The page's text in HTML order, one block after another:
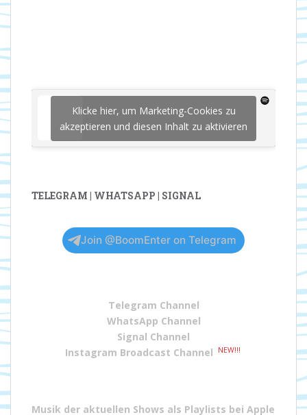
Klicke hier, um Marketing-Cookies zu
akzeptieren und diesen Inhalt zu aktivieren
TELEGRAM | WHATSAPP | SIGNAL
Join @BoomEnter on Telegram
Telegram Channel
WhatsApp Channel
Signal Channel
Instagram Broadcast Channel
NEW!!!
Musik der aktuellen Shows als Playlists bei Apple